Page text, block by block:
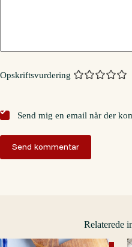
Opskriftsvurdering
Send mig en email når der
Send kommentar
Relaterede